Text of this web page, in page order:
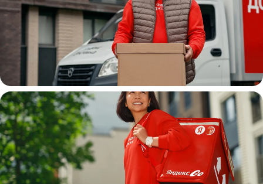
Водитель
грузовой машины